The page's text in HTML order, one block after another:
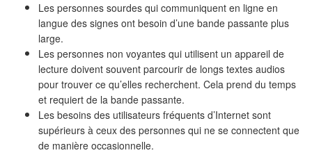
Les personnes sourdes qui communiquent en ligne en
langue des signes ont besoin d’une bande passante plus
large.
Les personnes non voyantes qui utilisent un appareil de
lecture doivent souvent parcourir de longs textes audios
pour trouver ce qu’elles recherchent. Cela prend du temps
et requiert de la bande passante.
Les besoins des utilisateurs fréquents d’Internet sont
supérieurs à ceux des personnes qui ne se connectent que
de manière occasionnelle.